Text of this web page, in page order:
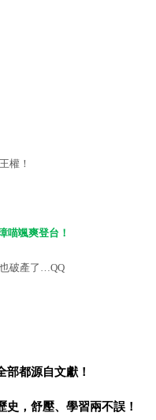
權！
喵颯爽登台！
破產了…QQ
都源自文獻！
，舒壓、學習兩不誤！